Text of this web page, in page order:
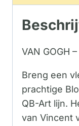
VAN GOGH
Breng een
prachtige
QB-Art lijn.
van Vincent